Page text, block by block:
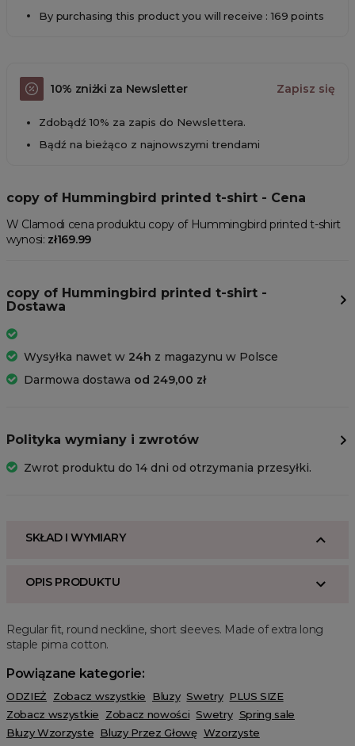
By purchasing this product you will receive : 169 points
10% zniżki za Newsletter Zapisz się
Zdobądź 10% za zapis do Newslettera.
Bądź na bieżąco z najnowszymi trendami
copy of Hummingbird printed t-shirt - Cena
W Clamodi cena produktu copy of Hummingbird printed t-shirt
wynosi: zł169.99
copy of Hummingbird printed t-shirt -
Dostawa
Wysyłka nawet w 24h z magazynu w Polsce
Darmowa dostawa od 249,00 zł
Polityka wymiany i zwrotów
Zwrot produktu do 14 dni od otrzymania przesyłki.
SKŁAD I WYMIARY
OPIS PRODUKTU
Regular fit, round neckline, short sleeves. Made of extra long
staple pima cotton.
Powiązane kategorie:
ODZIEŻ Zobacz wszystkie Bluzy Swetry PLUS SIZE
Zobacz wszystkie
Zobacz nowości Swetry Spring sale
Bluzy Wzorzyste Bluzy Przez Głowę Wzorzyste